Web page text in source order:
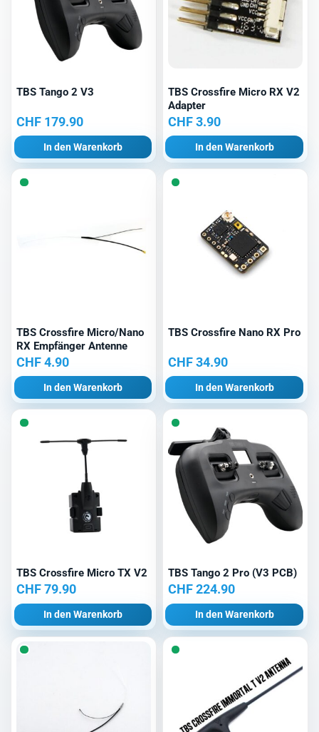
TBS Tango 2 V3
CHF 179.90
In den Warenkorb
TBS Crossfire Micro RX V2
Adapter
CHF3.90
In den Warenkorb
TBS Crossfire Micro/Nano
RX Empfänger Antenne
CHF4.90
In den Warenkorb
TBS Crossfire Nano RX Pro
CHF34.90
In den Warenkorb
TBS Crossfire Micro TX V2
CHF79.90
In den Warenkorb
TBS Tango 2 Pro (V3 PCB)
CHF224.90
In den Warenkorb